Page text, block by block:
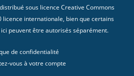
sous licence Creative Commons
licence internationale , bien que certains
peuvent être autorisés séparément.
de confidentialité
vous à votre compte